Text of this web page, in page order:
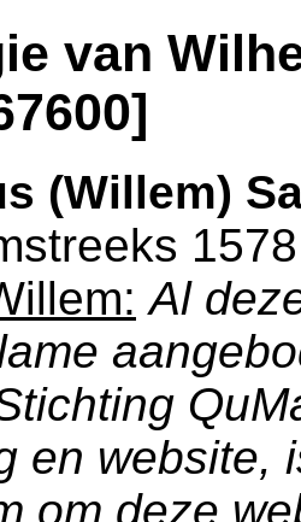
van
(Willem)
Al
en website,
om deze